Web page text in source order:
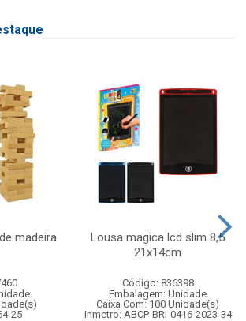
madeira
25
Lousa magica lcd slim 8,5
21x14cm
Código: 836398
Embalagem: Unidade
Caixa Com: 100 Unidade(s)
Inmetro: ABCP-BRI-0416-2023-34